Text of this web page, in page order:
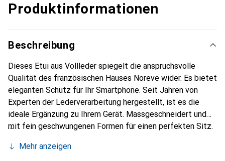
Produktinformationen
Beschreibung
Dieses Etui aus Vollleder spiegelt die anspruchsvolle
Qualität des französischen Hauses Noreve wider. Es bietet
eleganten Schutz für Ihr Smartphone. Seit Jahren von
Experten der Lederverarbeitung hergestellt, ist es die
ideale Ergänzung zu Ihrem Gerät. Massgeschneidert und
mit fein geschwungenen Formen für einen perfekten Sitz.
Smartphone. Die Marke Noreve ist international für ihre
Mehr anzeigen